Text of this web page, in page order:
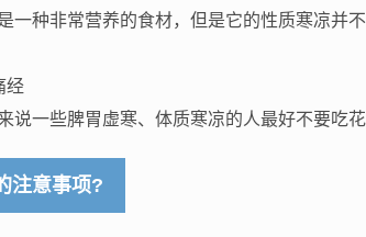
一种非常营养的食材，但是它的性质寒凉并
经
说一些脾胃虚寒、体质寒凉的人最好不要吃
注意事项?